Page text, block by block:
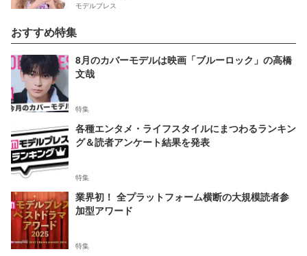
モデルプレス
おすすめ特集
8月のカバーモデルは映画「ブルーロック」の高橋
文哉
特集
各種エンタメ・ライフスタイルにまつわるランキン
グ＆読者アンケート結果を発表
特集
業界初！ 全プラットフォーム横断の大規模読者参
加型アワード
特集